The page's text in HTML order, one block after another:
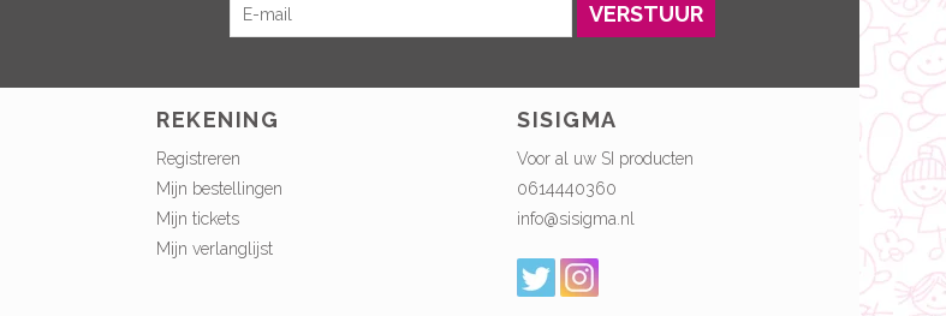
VERSTUUR
REKENING
Registreren
Mijn bestellingen
Mijn tickets
Mijn verlanglijst
SISIGMA
Voor al uw SI producten
0614440360
info@sisigma.nl